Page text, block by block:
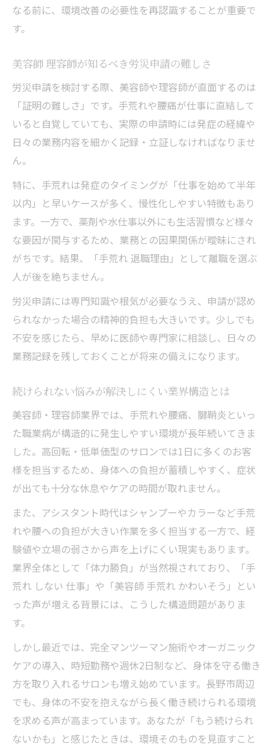
なる前に、環境改善の必要性を再認識することが重要で
す。
美容師 理容師が知るべき労災申請の難しさ
労災申請を検討する際、美容師や理容師が直面するのは
「証明の難しさ」です。手荒れや腰痛が仕事に直結して
いると自覚していても、実際の申請時には発症の経緯や
日々の業務内容を細かく記録・立証しなければなりませ
ん。
特に、手荒れは発症のタイミングが「仕事を始めて半年
以内」と早いケースが多く、慢性化しやすい特徴もあり
ます。一方で、薬剤や水仕事以外にも生活習慣など様々
な要因が関与するため、業務との因果関係が曖昧にされ
がちです。結果、「手荒れ 退職理由」として離職を選ぶ
人が後を絶ちません。
労災申請には専門知識や根気が必要なうえ、申請が認め
られなかった場合の精神的負担も大きいです。少しでも
不安を感じたら、早めに医師や専門家に相談し、日々の
業務記録を残しておくことが将来の備えになります。
続けられない悩みが解決しにくい業界構造とは
美容師・理容師業界では、手荒れや腰痛、腱鞘炎といっ
た職業病が構造的に発生しやすい環境が長年続いてきま
した。高回転・低単価型のサロンでは1日に多くのお客
様を担当するため、身体への負担が蓄積しやすく、症状
が出ても十分な休息やケアの時間が取れません。
また、アシスタント時代はシャンプーやカラーなど手荒
れや腰への負担が大きい作業を多く担当する一方で、経
験値や立場の弱さから声を上げにくい現実もあります。
業界全体として「体力勝負」が当然視されており、「手
荒れ しない 仕事」や「美容師 手荒れ かわいそう」とい
った声が増える背景には、こうした構造問題がありま
す。
しかし最近では、完全マンツーマン施術やオーガニック
ケアの導入、時短勤務や週休2日制など、身体を守る働き
方を取り入れるサロンも増え始めています。長野市周辺
でも、身体の不安を抱えながら長く働き続けられる環境
を求める声が高まっています。あなたが「もう続けられ
ないかも」と感じたときは、環境そのものを見直すこと